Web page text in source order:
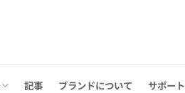
記事 ブランドについて サポート